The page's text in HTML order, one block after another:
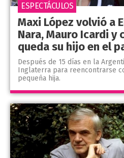
Maxi López volvió a
Nara, Mauro Icardi y
queda su hijo en el
Después de 15 días en la
Inglaterra para reencontrarse
pequeña hija.
ESPECTÁCULOS